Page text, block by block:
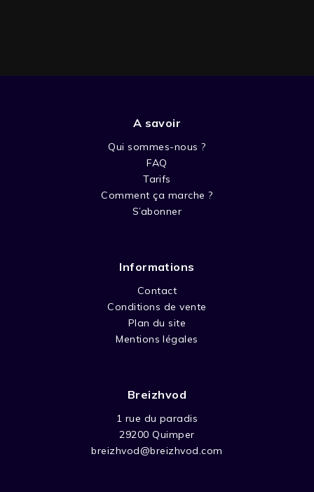
A savoir
Qui sommes-nous ?
FAQ
Tarifs
Comment ça marche ?
S’abonner
Informations
Contact
Conditions de vente
Plan du site
Mentions légales
Breizhvod
1 rue du paradis
29200 Quimper
breizhvod@breizhvod.com